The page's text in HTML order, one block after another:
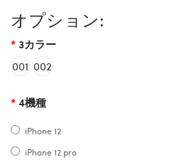
オプション:
3カラー
001 002
4機種
iPhone 12
iPhone 12 pro